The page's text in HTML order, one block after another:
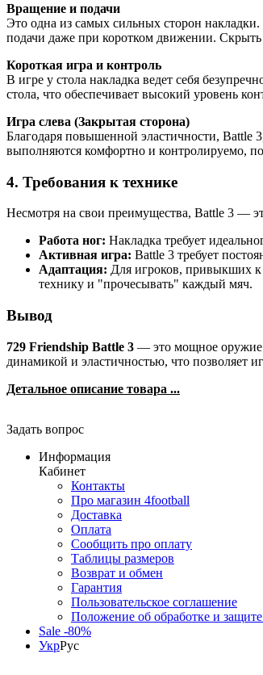
Вращение и подачи
Это одна из самых сильных сторон накладки.
подачи даже при коротком движении. Скрыть
Короткая игра и контроль
В игре у стола накладка ведет себя
стола, что обеспечивает высокий уровень
Игра слева (Закрытая сторона)
Благодаря повышенной эластичности, Battle
выполняются комфортно и контролируемо,
4. Требования к технике
Несмотря на свои преимущества, Battle 3 —
Работа ног: Накладка требует
Активная игра: Battle 3 требует
Адаптация: Для игроков, привыкших к
технику и "прочесывать" каждый мяч.
Вывод
729 Friendship Battle 3 — это мощное оружие
динамикой и эластичностью, что позволяет
Детальное описание товара ...
Задать вопрос
Информация
Кабинет
Контакты
Про магазин 4football
Доставка
Оплата
Сообщить про оплату
Таблицы размеров
Возврат и обмен
Гарантия
Пользовательское соглашение
Положение об обработке и
Sale -80%
УкрРус